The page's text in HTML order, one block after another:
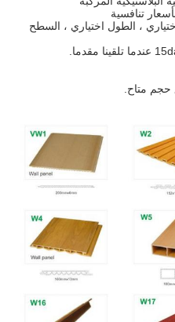
، الطول اختياري ، السطح